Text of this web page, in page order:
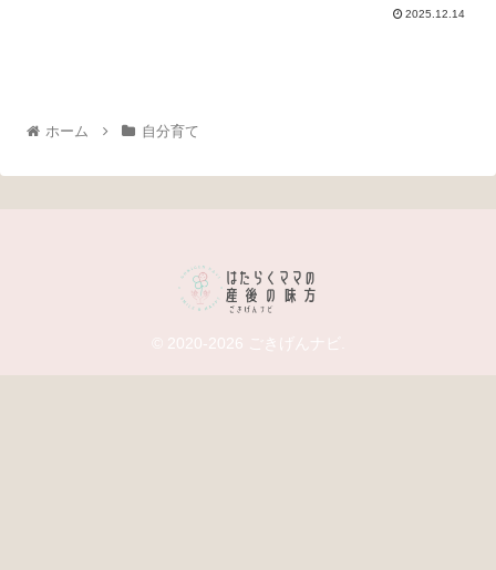
2025.12.14
ホーム 自分育て
© 2020-2026 ごきげんナビ.